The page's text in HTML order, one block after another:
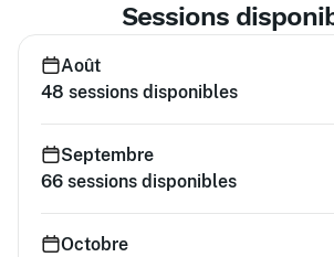
Sessions
Août
48 sessions disponibles
Septembre
66 sessions disponibles
Octobre